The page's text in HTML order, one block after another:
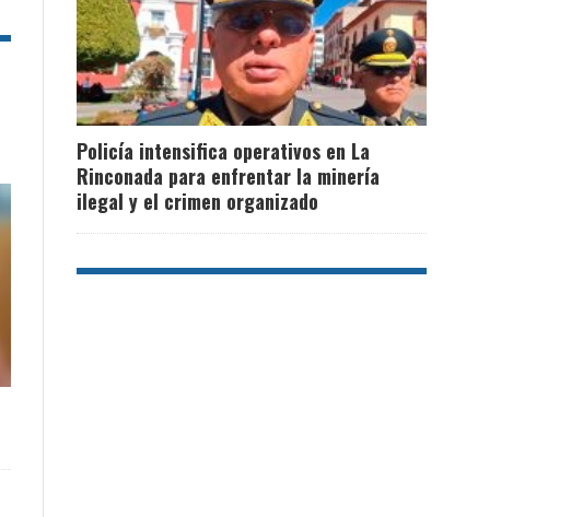
Policía intensifica operativos en La
Rinconada para enfrentar la minería
ilegal y el crimen organizado